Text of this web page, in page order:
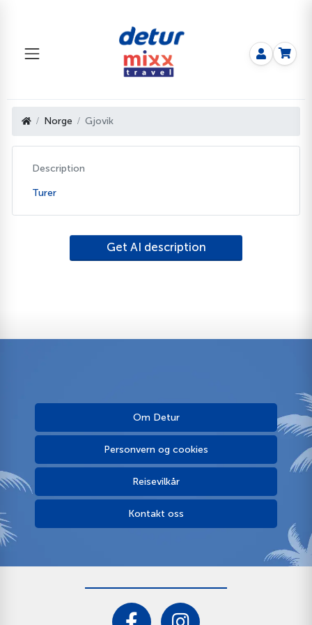
Norge Gjovik
Description
Turer
Get AI description
Om Detur
Personvern og cookies
Reisevilkår
Kontakt oss